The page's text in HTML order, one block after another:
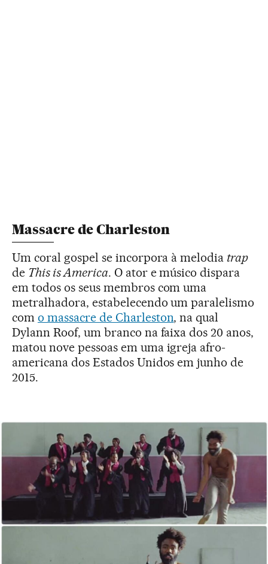
Massacre de Charleston
Um coral gospel se incorpora à melodia trap
de This is America. O ator e músico dispara
em todos os seus membros com uma
metralhadora, estabelecendo um paralelismo
com o massacre de Charleston, na qual
Dylann Roof, um branco na faixa dos 20 anos,
matou nove pessoas em uma igreja afro-
americana dos Estados Unidos em junho de
2015.